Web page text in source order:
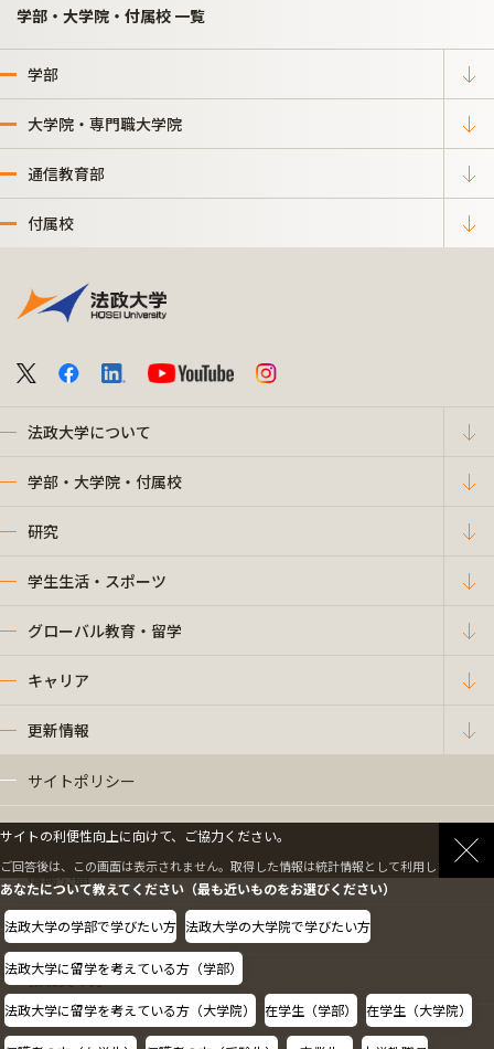
学部・大学院・付属校 一覧
学部
大学院・専門職大学院
通信教育部
付属校
法政大学について
学部・大学院・付属校
研究
学生生活・スポーツ
グローバル教育・留学
キャリア
更新情報
サイトポリシー
プライバシーポリシー
情報公開
採用情報
教職員の方へ
サイトの利便性向上に向けて、ご協力ください。
ご回答後は、この画面は表示されません。取得した情報は統計情報として利用します。
あなたについて教えてください（最も近いものをお選びください）
法政大学の学部で学びたい方 法政大学の大学院で学びたい方
法政大学に留学を考えている方（学部）
法政大学に留学を考えている方（大学院） 在学生（学部） 在学生（大学院）